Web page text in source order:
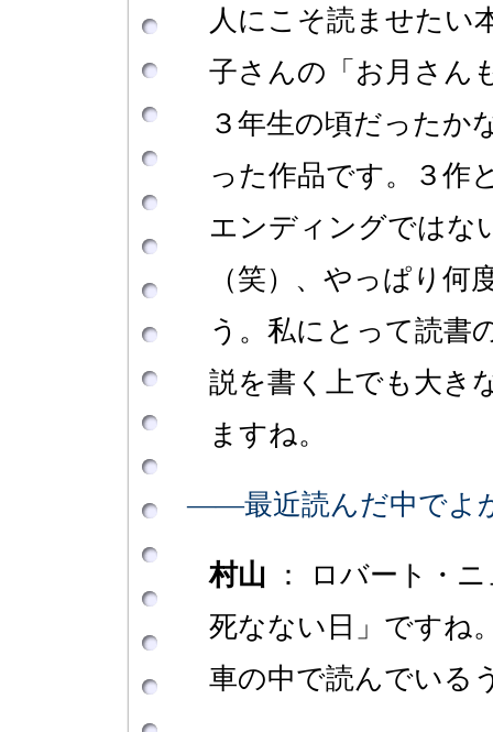
人にこそ読ませたい
子さんの「お月さん
３年生の頃だったか
った作品です。３作
エンディングではな
（笑）、やっぱり何
う。私にとって読書
説を書く上でも大き
ますね。
――最近読んだ中でよ
村山 ： ロバート・
死なない日」ですね
車の中で読んでいる